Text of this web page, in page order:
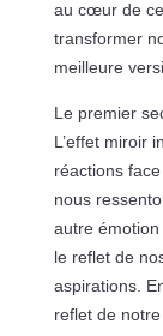
au cœur de
transformer
meilleure
Le premier
L’effet miroir
réactions
nous
autre émotion
le reflet de
aspirations.
reflet de